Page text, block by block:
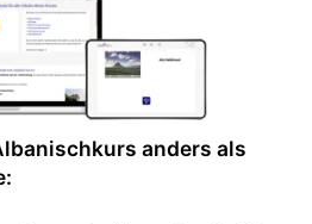
anders als